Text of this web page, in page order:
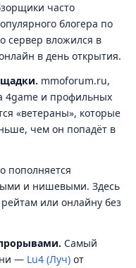
часто
блогера по
сервер вложился в
в день открытия.
mmoforum.ru,
4game и профильных
«ветераны», которые
чем он попадёт в
пополняется
и нишевыми. Здесь
или онлайну без
Самый
— Lu4 (Луч) от